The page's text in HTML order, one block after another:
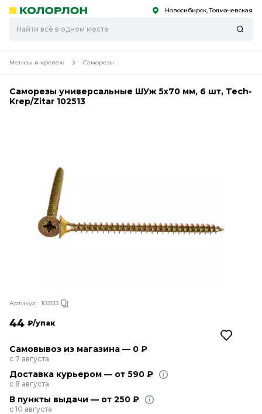
Скоро
Скоро Новосибирск, Толмачевская
Метизы и крепеж Саморезы
Саморезы универсальные ШУж 5х70 мм, 6 шт, Tech-
Krep/Zitar 102513
Артикул: 102513
44 ₽/упак
Самовывоз из магазина — 0 ₽
с 7 августа
Доставка курьером — от 590 ₽
с 8 августа
В пункты выдачи — от 250 ₽
с 10 августа